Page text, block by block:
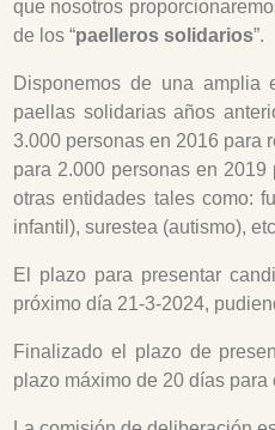
que nosotros
de los “paelleros solidarios”.
Disponemos de una amplia
paellas solidarias años
3.000 personas en 2016 para
para 2.000 personas en
otras entidades tales como:
infantil), surestea (autismo),
El plazo para presentar
próximo día 21-3-2024,
Finalizado el plazo de
plazo máximo de 20 días